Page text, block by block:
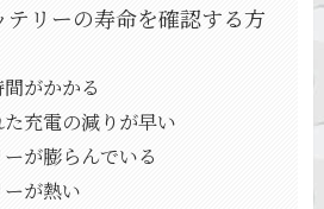
テリーの寿命を確認する方
がかかる
充電の減りが早い
が膨らんでいる
が熱い